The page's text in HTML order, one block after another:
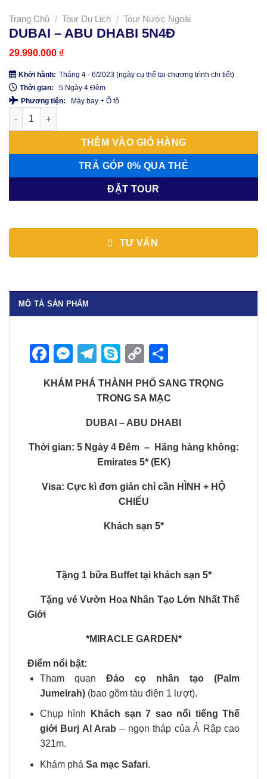
Trang Chủ / Tour Du Lịch / Tour Nước Ngoài
DUBAI – ABU DHABI 5N4Đ
29.990.000 ₫
Khởi hành: Tháng 4 - 6/2023 (ngày cụ thể tại chương trình chi tiết)
Thời gian:
5 Ngày 4 Đêm
Phương tiện:
Máy bay + Ô tô
DUBAI – ABU DHABI 5N4Đ số lượng
THÊM VÀO GIỎ HÀNG
TRẢ GÓP 0% QUA THẺ
ĐẶT TOUR
TƯ VẤN
MÔ TẢ SẢN PHẨM
Facebook
Messenger
Telegram
SkypeCopy
Link
KHÁM PHÁ THÀNH PHỐ SANG TRỌNG
TRONG SA MẠC
DUBAI – ABU DHABI
Thời gian: 5 Ngày 4 Đêm –
Hãng hàng không:
Emirates 5* (EK)
Visa: Cực kì đơn giản chỉ cần HÌNH + HỘ
CHIẾU
Khách sạn 5*
Tặng 1 bữa Buffet tại khách sạn 5*
Tặng véVườn Hoa Nhân Tạo Lớn Nhất Thế
Giới
*MIRACLE GARDEN*
Điểm nổi bật:
Tham quan Đảo cọ nhân tạo (Palm
Jumeirah)(bao gồm tàu điện 1 lượt).
Chụp hình
Khách sạn 7 sao nổi tiếng Thế
giới Burj Al Arab– ngọn tháp của Ả Rập cao
321m.
Khám phá Sa mạc Safari.